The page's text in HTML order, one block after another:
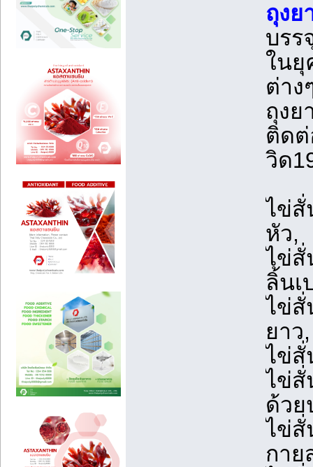
ถุงย
บร
ในยุ
ต่าง
ถุงย
ติดต่
วิด
ไข่สั่
หัว,
ไข่สั่
ลิ้นเ
ไข่สั่
ยาว,
ไข่สั่
ไข่สั่
ด้วย
ไข่สั่
กาย